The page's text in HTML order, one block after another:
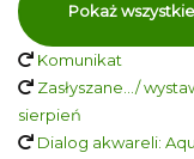
Pokaż
Komunikat
Zasłyszane…/
sierpień
Dialog akwareli: